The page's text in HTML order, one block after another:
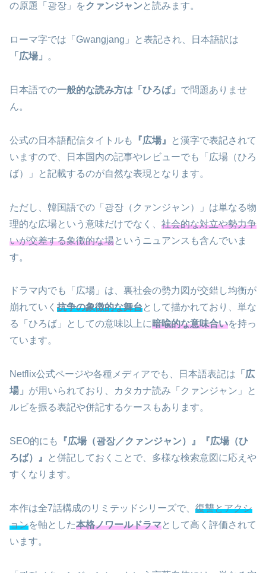
の原題「광장」をクァンジャン と読みます。
ローマ字では「Gwangjang」と表記され、日本語訳は
「広場」
。
日本語での一般的な読み方は「ひろば」 で問題ありませ
ん。
公式の日本語配信タイトルも 『広場』
と漢字で表記されて
いますので、日本国内の記事やレビューでも「広場（ひろ
ば）」と記載するのが自然な表現となります。
ただし、韓国語での「광장（クァンジャン）」は単なる物
理的な広場という意味だけでなく、 社会的な対立や勢力争
いが交差する象徴的な場というニュアンスも含んでいま
す。
ドラマ内でも「広場」は、裏社会の勢力図が交錯し均衡が
崩れていく 抗争の象徴的な舞台として描かれており、単な
る「ひろば」としての意味以上に暗喩的な意味合いを持っ
ています。
Netflix公式ページや各種メディアでも、日本語表記は 「広
場」 が用いられており、カタカナ読み「クァンジャン」と
ルビを振る表記や併記するケースもあります。
SEO的にも
『広場（광장／クァンジャン）』『広場（ひ
ろば）』
と併記しておくことで、多様な検索意図に応えや
すくなります。
本作は全7話構成のリミテッドシリーズで、 復讐とアクシ
ョンを軸とした本格ノワールドラマとして高く評価されて
います。